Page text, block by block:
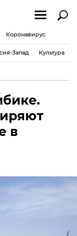
Коронавирус
Запад Культура
в